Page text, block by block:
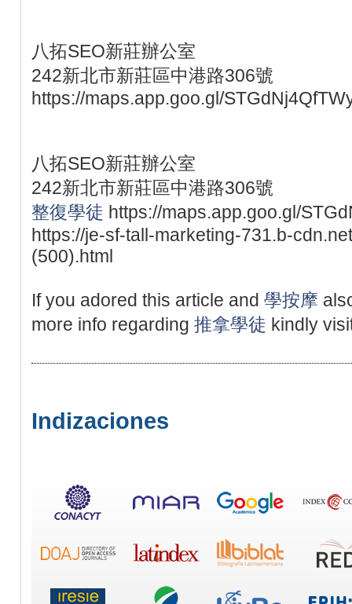
八拓SEO新莊辦公室
242新北市新莊區中港路306號
https://maps.app.goo.gl/
八拓SEO新莊辦公室
242新北市新莊區中港路306號
整復學徒 https://maps.app.goo.gl/
https://je-sf-tall-marketing-731.b-
(500).html
If you adored this article and 學按摩
more info regarding 推拿學徒 kindly
Indizaciones